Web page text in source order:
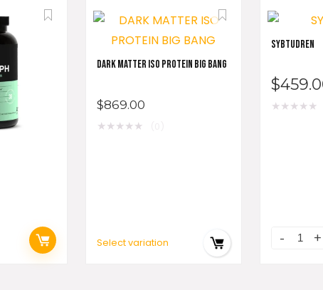
DARK MATTER ISO PROTEIN BIG BANG
$869.00
★★★★★
Select variation
SYBTUDREN
$
★★★★★